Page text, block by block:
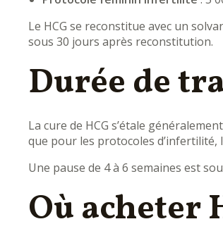
Le HCG se reconstitue avec un
sous 30 jours après reconstitution.
Durée de
La cure de HCG s’étale
que pour les protocoles
Une pause de 4 à 6 semaines est
Où acheter